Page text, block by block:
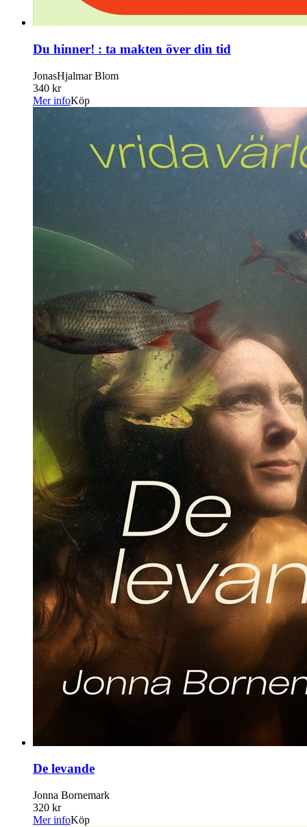
Du hinner! : ta makten över din tid
JonasHjalmar Blom
340 kr
Mer infoKöp
De levande
Jonna Bornemark
320 kr
Mer infoKöp